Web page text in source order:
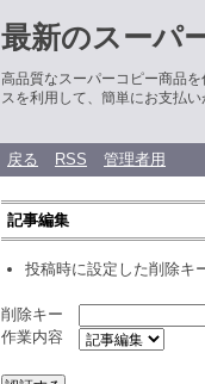
最新のスーパ
高品質なスーパーコピー商品
スを利用して、簡単にお支払
戻る RSS 管理者用
記事編集
投稿時に設定した削除キ
削除キー
作業内容